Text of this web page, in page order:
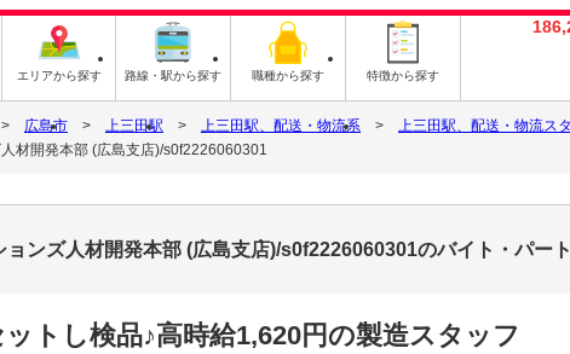
エリアから探す 路線・駅から探す 職種から探す 特徴から探す
広島市 上三田駅 上三田駅、配送・物流系
上三田駅、配送・物流ス
材開発本部 (広島支店)/s0f2226060301
ンズ人材開発本部 (広島支店)/s0f2226060301のバイト・パー
ットし検品♪高時給1,620円の製造スタッフ